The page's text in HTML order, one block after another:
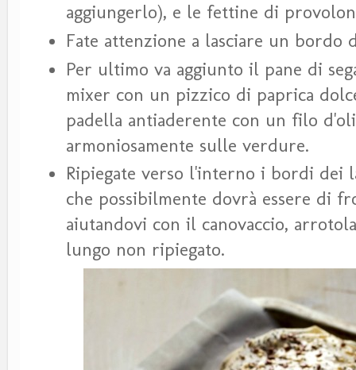
aggiungerlo), e le fettine di
Fate attenzione a lasciare un
Per ultimo va aggiunto il pane di
mixer con un pizzico di paprica
padella antiaderente con un filo
armoniosamente sulle verdure.
Ripiegate verso l'interno i bordi
che possibilmente dovrà essere di
aiutandovi con il canovaccio,
lungo non ripiegato.